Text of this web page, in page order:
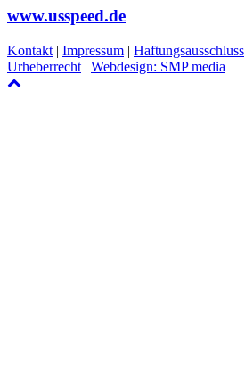
www.usspeed.de
Kontakt | Impressum | Haftungsausschluss
Urheberrecht | Webdesign: SMP media